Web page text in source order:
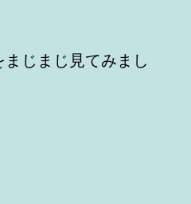
じまじ見てみまし